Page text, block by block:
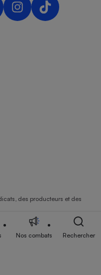
des producteurs et des
Nos combats Rechercher